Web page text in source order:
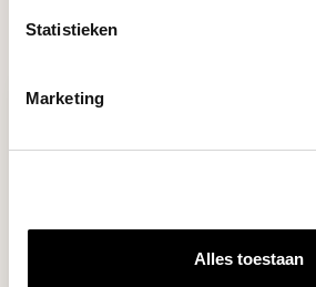
Statistieken
Marketing
Alles toestaan